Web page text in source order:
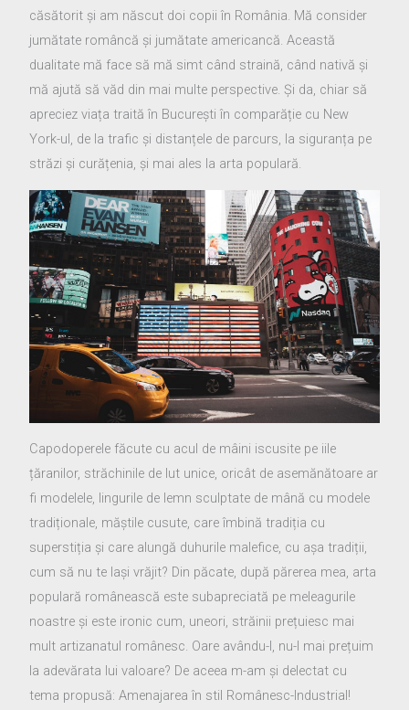
căsătorit și am născut doi copii în România. Mă consider
jumătate româncă și jumătate americancă. Această
dualitate mă face să mă simt când straină, când nativă și
mă ajută să văd din mai multe perspective. Și da, chiar să
apreciez viața traită în București în comparăție cu New
York-ul, de la trafic și distanțele de parcurs, la siguranța pe
străzi și curățenia, și mai ales la arta populară.
Capodoperele făcute cu acul de mâini iscusite pe iile
țăranilor, străchinile de lut unice, oricât de asemănătoare ar
fi modelele, lingurile de lemn sculptate de mână cu modele
tradiționale, măștile cusute, care îmbină tradiția cu
superstiția și care alungă duhurile malefice, cu așa tradiții,
cum să nu te lași vrăjit? Din păcate, după părerea mea, arta
populară românească este subapreciată pe meleagurile
noastre și este ironic cum, uneori, străinii prețuiesc mai
mult artizanatul românesc. Oare avându-l, nu-l mai prețuim
la adevărata lui valoare? De aceea m-am și delectat cu
tema propusă: Amenajarea în stil Românesc-Industrial!